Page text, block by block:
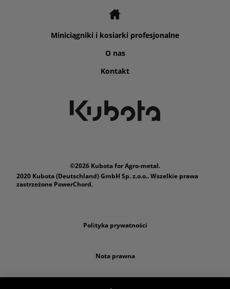
Miniciągniki i kosiarki profesjonalne
O nas
Kontakt
©2026 Kubota for Agro-metal.
2020 Kubota (Deutschland) GmbH Sp. z.o.o.. Wszelkie prawa
zastrzeżone PowerChord.
Polityka prywatności
Nota prawna